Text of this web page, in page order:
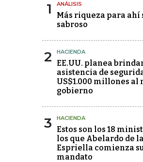
1 ANÁLISIS
Más riqueza para ahí
sabroso
2 HACIENDA
EE.UU. planea
asistencia de
US$1.000 millones al
gobierno
3 HACIENDA
Estos son los 18
los que Abelardo de la
Espriella comienza
mandato